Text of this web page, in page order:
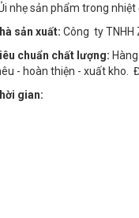
nhẹ sản phẩm trong
sản xuất: Công ty TNHH
chuẩn chất lượng:
- hoàn thiện - xuất kho.
gian: